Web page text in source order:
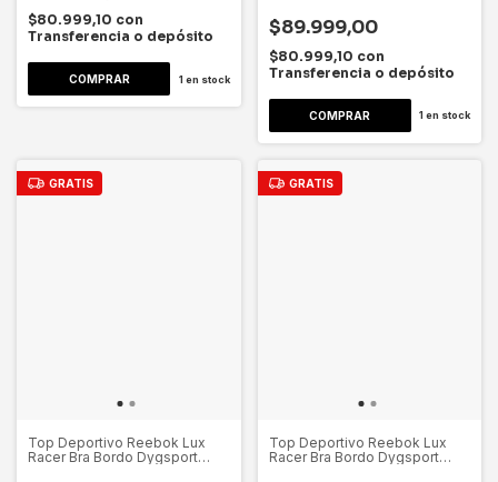
$80.999,10 con
Transferencia o depósito
1 en stock
$89.999,00
$80.999,10 con
Transferencia o depósito
1 en stock
GRATIS
Top Deportivo Reebok Lux
Racer Bra Bordo Dygsport
GRATIS
Top Deportivo Reebok Lux
Racer Bra Bordo Dygsport